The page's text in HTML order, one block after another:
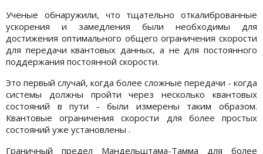
Ученые обнаружили, что тщательно откалиброванные
ускорения и замедления были необходимы для
достижения оптимального общего ограничения скорости
для передачи квантовых данных, а не для постоянного
поддержания постоянной скорости.
Это первый случай, когда более сложные передачи - когда
системы должны пройти через несколько квантовых
состояний в пути - были измерены таким образом.
Квантовые ограничения скорости для более простых
состояний уже установлены .
Граничный предел Мандельштама-Тамма для более